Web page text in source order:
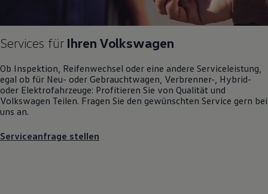
Inspektion und HU/AU
Reparaturen und Checks
Motorenöl und Flüssigkeiten
Pannen- und Unfallhilfe
Economy Service
Volkswagen Teile
Zubehör
Transport
Entertainment und Elektronik
Services für Ihren Volkswagen
Ob Inspektion, Reifenwechsel oder eine andere Serviceleistung,
egal ob für Neu- oder Gebrauchtwagen , Verbrenner-, Hybrid-
oder Elektrofahrzeuge: Profitieren Sie von Qualität und
Volkswagen Teilen. Fragen Sie den gewünschten Service gern bei
uns an.
Serviceanfrage stellen